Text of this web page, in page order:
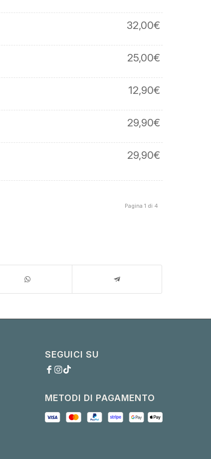
32,00€
25,00€
12,90€
29,90€
29,90€
Pagina 1 di 4
SEGUICI SU
METODI DI PAGAMENTO